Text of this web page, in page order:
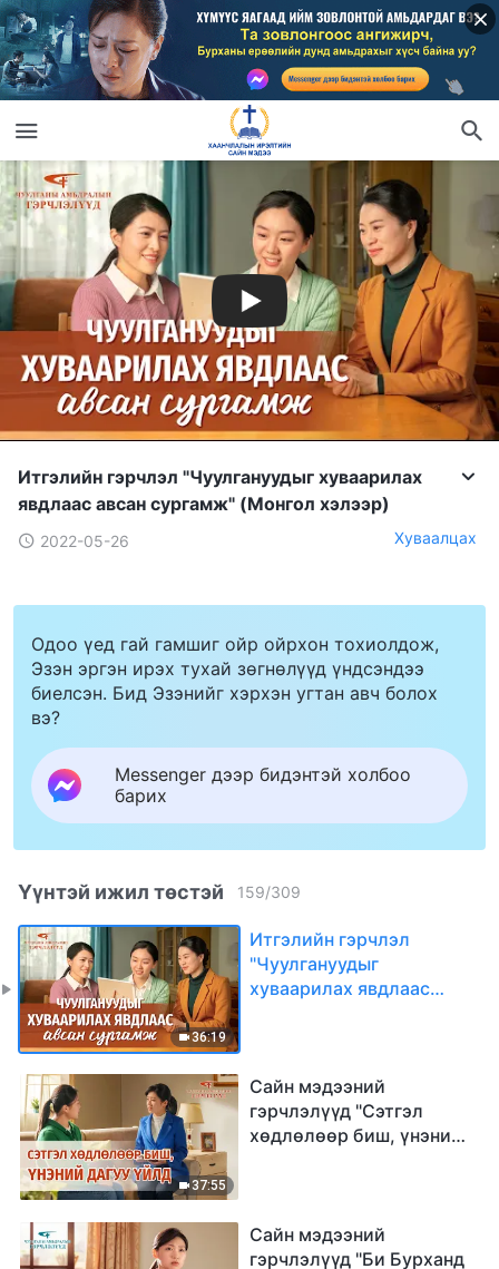
Итгэлийн гэрчлэл "Чуулгануудыг хуваарилах
явдлаас авсан сургамж" (Mонгол хэлээр)
2022-05-26 Хуваалцах
Одоо үед гай гамшиг ойр ойрхон тохиолдож,
Эзэн эргэн ирэх тухай зөгнөлүүд үндсэндээ
биелсэн. Бид Эзэнийг хэрхэн угтан авч болох
вэ?
Messenger дээр бидэнтэй холбоо
барих
Үүнтэй ижил төстэй 159/309
36:19
Итгэлийн гэрчлэл
"Чуулгануудыг
хуваарилах явдлаас
37:55
Сайн мэдээний
гэрчлэлүүд "Сэтгэл
хөдлөлөөр биш, үнэний
Сайн мэдээний
гэрчлэлүүд "Би Бурханд